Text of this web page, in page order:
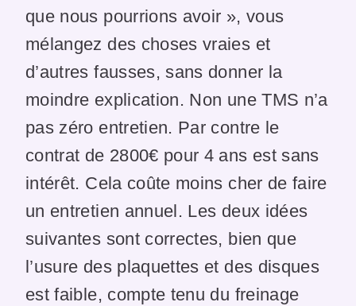
que nous pourrions avoir », vous
mélangez des choses vraies et
d’autres fausses, sans donner la
moindre explication. Non une TMS n’a
pas zéro entretien. Par contre le
contrat de 2800€ pour 4 ans est sans
intérêt. Cela coûte moins cher de faire
un entretien annuel. Les deux idées
suivantes sont correctes, bien que
l’usure des plaquettes et des disques
est faible, compte tenu du freinage